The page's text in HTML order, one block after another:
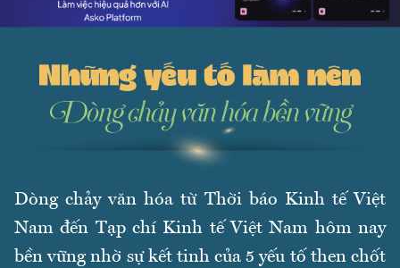
Dòng chảy văn hóa từ Thời báo Kinh tế Việt
Nam đến Tạp chí Kinh tế Việt Nam hôm nay
bền vững nhờ sự kết tinh của 5 yếu tố then chốt